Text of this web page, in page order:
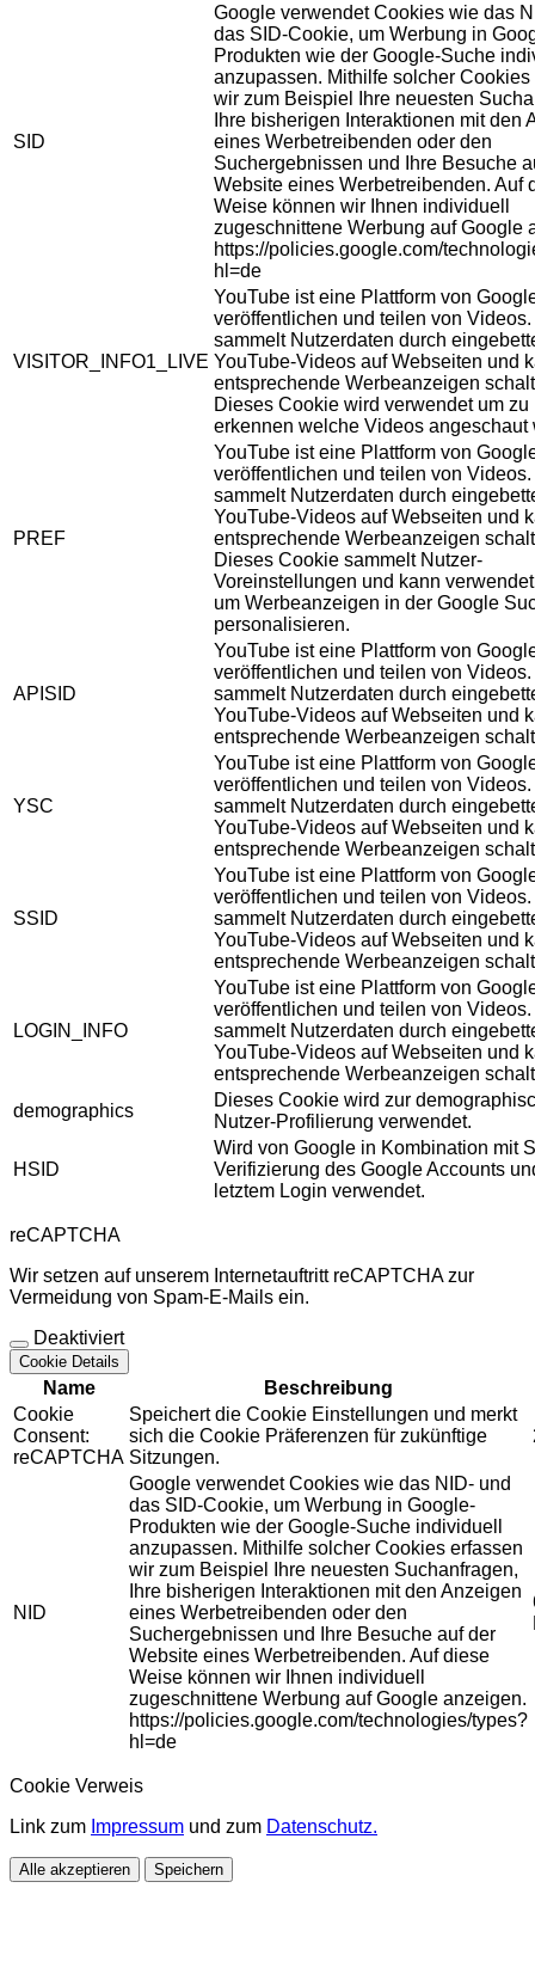
SID
Google verwendet Cookies wie das
das SID-Cookie, um Werbung in
Produkten wie der Google-Suche
anzupassen. Mithilfe solcher Cookies
wir zum Beispiel Ihre neuesten
Ihre bisherigen Interaktionen mit den
eines Werbetreibenden oder den
Suchergebnissen und Ihre Besuche
Website eines Werbetreibenden. Auf
Weise können wir Ihnen individuell
zugeschnittene Werbung auf Google
https://policies.google.com/
hl=de
VISITOR_INFO1_LIVE
YouTube ist eine Plattform von
veröffentlichen und teilen von
sammelt Nutzerdaten durch
YouTube-Videos auf Webseiten und
entsprechende Werbeanzeigen
Dieses Cookie wird verwendet um zu
erkennen welche Videos angeschaut
PREF
YouTube ist eine Plattform von
veröffentlichen und teilen von
sammelt Nutzerdaten durch
YouTube-Videos auf Webseiten und
entsprechende Werbeanzeigen
Dieses Cookie sammelt Nutzer-
Voreinstellungen und kann
um Werbeanzeigen in der Google
personalisieren.
APISID
YouTube ist eine Plattform von
veröffentlichen und teilen von
sammelt Nutzerdaten durch
YouTube-Videos auf Webseiten und
entsprechende Werbeanzeigen
YSC
YouTube ist eine Plattform von
veröffentlichen und teilen von
sammelt Nutzerdaten durch
YouTube-Videos auf Webseiten und
entsprechende Werbeanzeigen
SSID
YouTube ist eine Plattform von
veröffentlichen und teilen von
sammelt Nutzerdaten durch
YouTube-Videos auf Webseiten und
entsprechende Werbeanzeigen
LOGIN_INFO
YouTube ist eine Plattform von
veröffentlichen und teilen von
sammelt Nutzerdaten durch
YouTube-Videos auf Webseiten und
entsprechende Werbeanzeigen
demographics
Dieses Cookie wird zur
Nutzer-Profilierung verwendet.
HSID
Wird von Google in Kombination mit
Verifizierung des Google Accounts
letztem Login verwendet.
reCAPTCHA
Wir setzen auf unserem Internetauftritt reCAPTCHA zur
Vermeidung von Spam-E-Mails ein.
Deaktiviert
Cookie Details
Name
Beschreibung
Cookie
Consent:
reCAPTCHA
Speichert die Cookie Einstellungen und merkt
sich die Cookie Präferenzen für zukünftige
Sitzungen.
NID
Google verwendet Cookies wie das NID- und
das SID-Cookie, um Werbung in Google-
Produkten wie der Google-Suche individuell
anzupassen. Mithilfe solcher Cookies erfassen
wir zum Beispiel Ihre neuesten Suchanfragen,
Ihre bisherigen Interaktionen mit den Anzeigen
eines Werbetreibenden oder den
Suchergebnissen und Ihre Besuche auf der
Website eines Werbetreibenden. Auf diese
Weise können wir Ihnen individuell
zugeschnittene Werbung auf Google anzeigen.
https://policies.google.com/technologies/types?
hl=de
Cookie Verweis
Link zum Impressum und zum Datenschutz.
Alle akzeptieren Speichern